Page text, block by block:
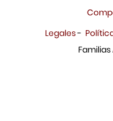
Legales-